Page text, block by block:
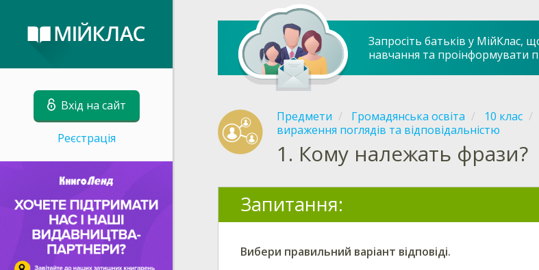
Вхід на сайт
Реєстрація
Запросіть батьків у МійКлас,
навчання та проінформувати
Предмети Громадянська освіта 10 клас
вираження поглядів та відповідальністю
1. Кому належать фрази?
Запитання:
Вибери правильний варіант відповіді.